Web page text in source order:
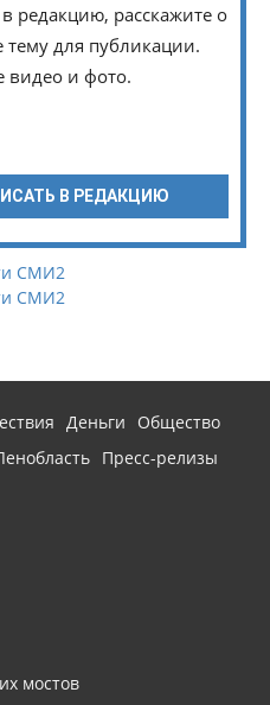
редакцию, расскажите о
для публикации.
видео и фото.
В РЕДАКЦИЮ
СМИ2
СМИ2
Деньги
Общество
Пресс-релизы
мостов